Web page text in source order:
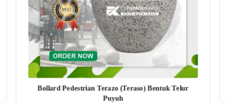
Bollard Pedestrian Terazo (Teraso) Bentuk Telur
Puyuh